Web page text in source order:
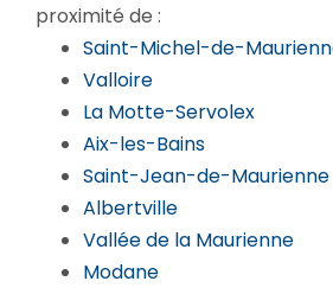
proximité de :
Saint-Michel-de-
Valloire
La Motte-Servolex
Aix-les-Bains
Saint-Jean-de-Maurienne
Albertville
Vallée de la Maurienne
Modane